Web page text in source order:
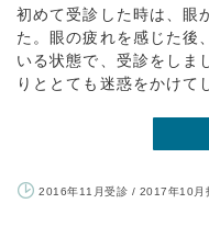
初めて受診した時は、眼
た。眼の疲れを感じた後
いる状態で、受診をしま
りととても迷惑をかけて
2016年11月受診 / 2017年10月